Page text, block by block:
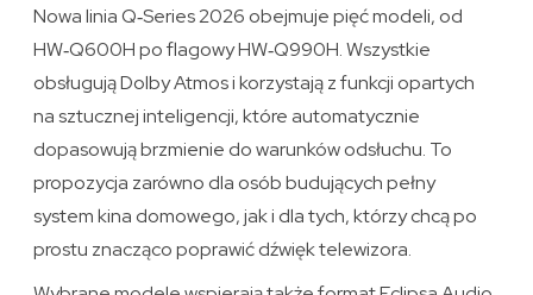
Nowa linia Q‑Series 2026 obejmuje pięć modeli, od
HW‑Q600H po flagowy HW‑Q990H. Wszystkie
obsługują Dolby Atmos i korzystają z funkcji opartych
na sztucznej inteligencji, które automatycznie
dopasowują brzmienie do warunków odsłuchu. To
propozycja zarówno dla osób budujących pełny
system kina domowego, jak i dla tych, którzy chcą po
prostu znacząco poprawić dźwięk telewizora.